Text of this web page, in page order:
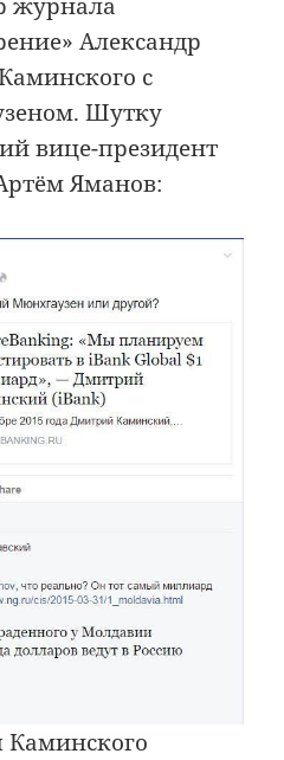
Александр
с
Шутку
вице-президент
Яманов: